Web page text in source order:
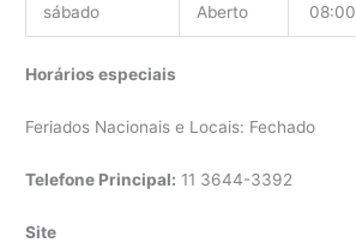
sábado Aberto 08:00
Horários especiais
Feriados Nacionais e Locais: Fechado
Telefone Principal: 11 3644-3392
Site